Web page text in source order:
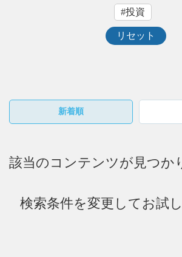
#投資
リセット
新着順